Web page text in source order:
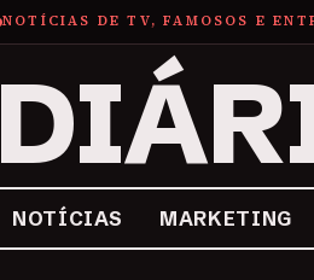
NOTÍCIAS DE TV, FAMOSOS E
NOTÍCIAS MARKETING